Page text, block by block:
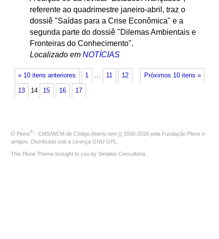
referente ao quadrimestre janeiro-abril, traz o
dossiê "Saídas para a Crise Econômica" e a
segunda parte do dossiê "Dilemas Ambientais e
Fronteiras do Conhecimento".
Localizado em NOTÍCIAS
« 10 itens anteriores Próximos 10 itens »
1 … 11 12
13 14 15 16 17
O Plone® - CMS/WCM de Código Aberto tem © 2000-2026 pela Fundação Plone e
amigos. Distribuído sob a Licença GNU GPL
This Plone Theme brought to you by Simples Consultoria